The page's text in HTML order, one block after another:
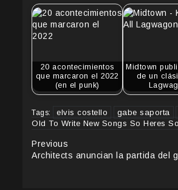
20 acontecimientos
que marcaron el 2022
(en el punk)
Midtown
de un
Tags: elvis costello gabe saporta
Old To Write New Songs So Heres
Continue
Previous
Architects anuncian la partida del